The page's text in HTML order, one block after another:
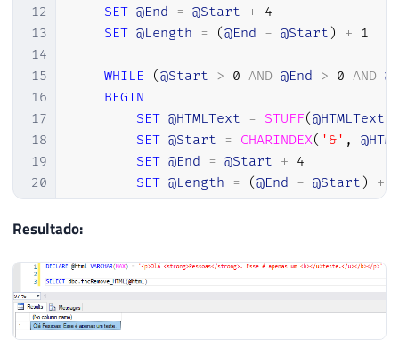
12
13
14
15
16
17
18
19
20
21
22
24
25
26
27
SET @End = @Start + 4
SET @Length = (@End - @Start ) + 1
WHILE (@Start > 0 AND @End > 0 AND
BEGIN
SET @HTMLText = STUFF(@HTMLText
SET @Start = CHARINDEX( '&' ,
SET @End = @Start + 4
SET @Length = (@End - @Start ) +
END
SET @Start = CHARINDEX('<',
SET @End
SET @Length = (@End - @Start) + 1
Resultado: